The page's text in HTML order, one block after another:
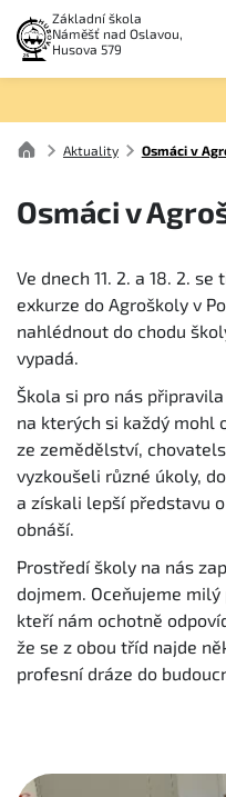
Základní škola
Náměšť nad Oslavou,
Husova 579
Aktuality Osmáci v
Osmáci v
Ve dnech 11. 2. a 18. 2.
exkurze do Agroškoly v
nahlédnout do chodu
vypadá.
Škola si pro nás
na kterých si každý mohl
ze zemědělství,
vyzkoušeli různé úkoly,
a získali lepší představu
obnáší.
Prostředí školy na nás
dojmem. Oceňujeme
kteří nám ochotně
že se z obou tříd najde
profesní dráze do